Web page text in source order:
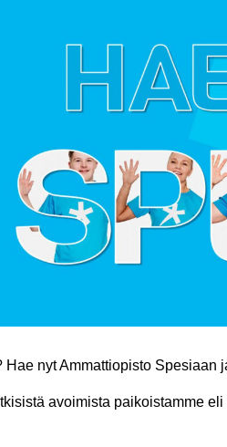
nyt Ammattiopisto Spesiaan
avoimista paikoistamme